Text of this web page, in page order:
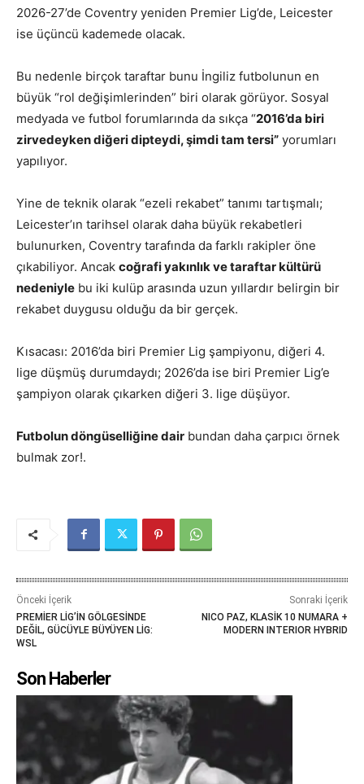
2026-27’de Coventry yeniden Premier Lig’de, Leicester
ise üçüncü kademede olacak.
Bu nedenle birçok taraftar bunu İngiliz futbolunun en
büyük “rol değişimlerinden” biri olarak görüyor. Sosyal
medyada ve futbol forumlarında da sıkça “2016’da biri
zirvedeyken diğeri dipteydi, şimdi tam tersi” yorumları
yapılıyor.
Yine de teknik olarak “ezeli rekabet” tanımı tartışmalı;
Leicester’ın tarihsel olarak daha büyük rekabetleri
bulunurken, Coventry tarafında da farklı rakipler öne
çıkabiliyor. Ancak coğrafi yakınlık ve taraftar kültürü
nedeniyle bu iki kulüp arasında uzun yıllardır belirgin bir
rekabet duygusu olduğu da bir gerçek.
Kısacası: 2016’da biri Premier Lig şampiyonu, diğeri 4.
lige düşmüş durumdaydı; 2026’da ise biri Premier Lig’e
şampiyon olarak çıkarken diğeri 3. lige düşüyor.
Futbolun döngüselliğine dair bundan daha çarpıcı örnek
bulmak zor!.
Önceki İçerik
PREMİER LİG’İN GÖLGESİNDE
DEĞİL, GÜCÜYLE BÜYÜYEN LİG:
WSL
Sonraki İçerik
NICO PAZ, KLASİK 10 NUMARA +
MODERN INTERIOR HYBRID
Son Haberler